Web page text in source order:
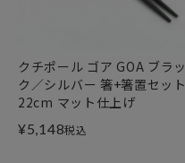
クチポール ゴア GOA ブラッ
ク／シルバー 箸+箸置セット
22cm マット仕上げ
¥5,148税込